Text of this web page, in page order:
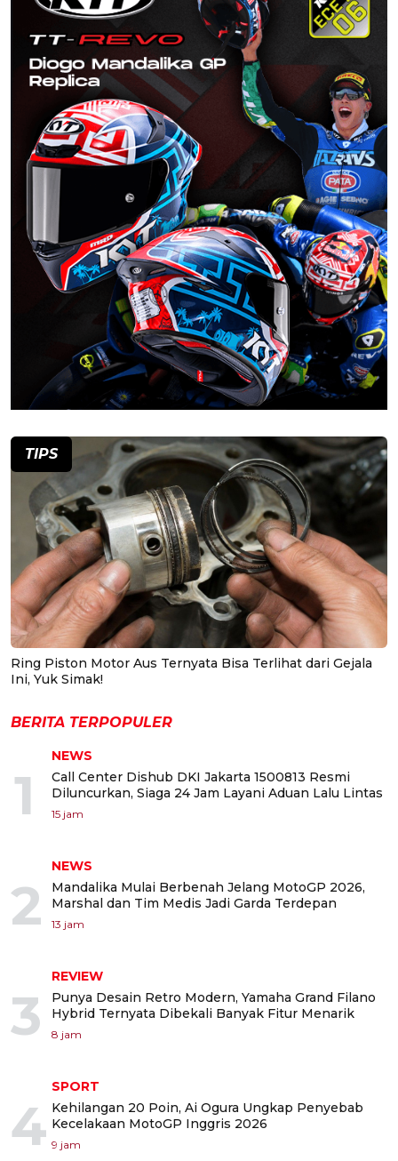
TIPS
Ring Piston Motor Aus Ternyata Bisa Terlihat dari Gejala
Ini, Yuk Simak!
BERITA TERPOPULER
1
NEWS
Call Center Dishub DKI Jakarta 1500813 Resmi
Diluncurkan, Siaga 24 Jam Layani Aduan Lalu Lintas
15 jam
2
NEWS
Mandalika Mulai Berbenah Jelang MotoGP 2026,
Marshal dan Tim Medis Jadi Garda Terdepan
13 jam
3
REVIEW
Punya Desain Retro Modern, Yamaha Grand Filano
Hybrid Ternyata Dibekali Banyak Fitur Menarik
8 jam
4
SPORT
Kehilangan 20 Poin, Ai Ogura Ungkap Penyebab
Kecelakaan MotoGP Inggris 2026
9 jam